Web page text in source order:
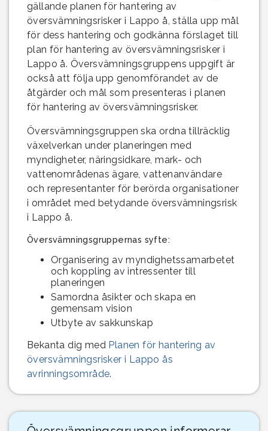
gällande planen för hantering av
översvämningsrisker i Lappo å, ställa upp mål
för dess hantering och godkänna förslaget till
plan för hantering av översvämningsrisker i
Lappo å. Översvämningsgruppens uppgift är
också att följa upp genomförandet av de
åtgärder och mål som presenteras i planen
för hantering av översvämningsrisker.
Översvämningsgruppen ska ordna tillräcklig
växelverkan under planeringen med
myndigheter, näringsidkare, mark- och
vattenområdenas ägare, vattenanvändare
och representanter för berörda organisationer
i området med betydande översvämningsrisk
i Lappo å.
Översvämningsgruppernas syfte:
Organisering av myndighetssamarbetet
och koppling av intressenter till
planeringen
Samordna åsikter och skapa en
gemensam vision
Utbyte av sakkunskap
Bekanta dig med Planen för hantering av
översvämningsrisker i Lappo ås
avrinningsområde.